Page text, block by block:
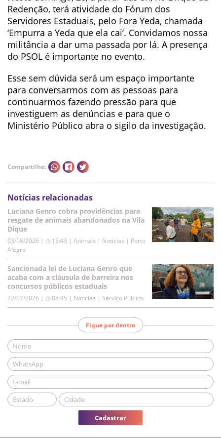
Redenção, terá atividade do Fórum dos
Servidores Estaduais, pelo Fora Yeda, chamada
‘Empurra a Yeda que ela cai’. Convidamos nossa
militância a dar uma passada por lá. A presença
do PSOL é importante no evento.
Esse sem dúvida será um espaço importante
para conversarmos com as pessoas para
continuarmos fazendo pressão para que
investiguem as denúncias e para que o
Ministério Público abra o sigilo da investigação.
Compartilhe:
Notícias relacionadas
Luciana Genro cobra providências para
resgate de animais abandonados na Vila
Dique
03/08/2026 | ◷ 15:43 | Animais | Notícias | Porto
Alegre
Sancionada lei de Luciana Genro que
acaba com a cláusula de barreira nos
concursos públicos estaduais
22/07/2026 | ◷ 08:45 | Notícias | Serviço Público
Fique por dentro
Cadastrar